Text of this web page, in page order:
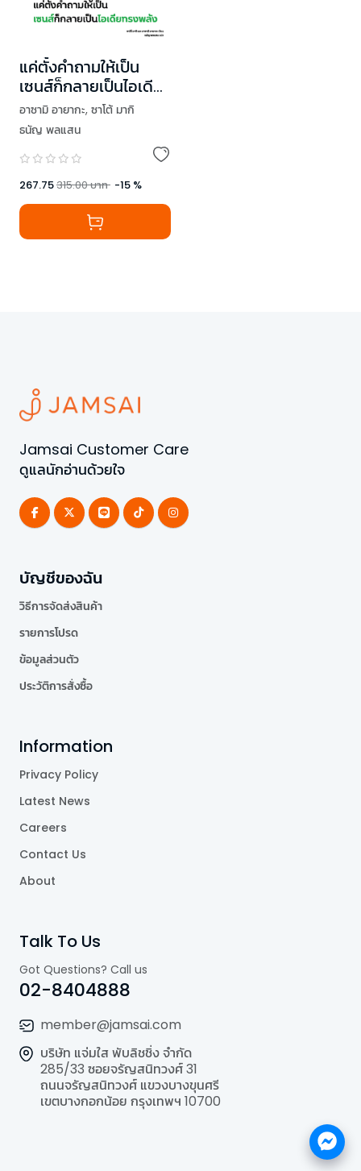
แค่ตั้งคำถามให้เป็น
เซนส์ก็กลายเป็นไอเดีย
ทรงพลัง
อาซามิ อายากะ, ซาโต้ มากิ
ธนัญ พลแสน
267.75315.00บาท -15 %
Jamsai Customer Care
ดูแลนักอ่านด้วยใจ
บัญชีของฉัน
วิธีการจัดส่งสินค้า
รายการโปรด
ข้อมูลส่วนตัว
ประวัติการสั่งซื้อ
Information
Privacy Policy
Latest News
Careers
Contact Us
About
Talk To Us
Got Questions? Call us
02-8404888
member@jamsai.com
บริษัท แจ่มใส พับลิชชิ่ง จำกัด
285/33 ซอยจรัญสนิทวงศ์ 31
ถนนจรัญสนิทวงศ์ แขวงบางขุนศรี
เขตบางกอกน้อย กรุงเทพฯ 10700